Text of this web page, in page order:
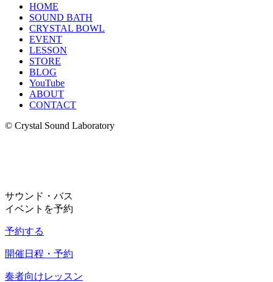
HOME
SOUND BATH
CRYSTAL BOWL
EVENT
LESSON
STORE
BLOG
YouTube
ABOUT
CONTACT
© Crystal Sound Laboratory
サウンド・バス
イベントを予約
予約する
開催日程・予約
奏者向けレッスン